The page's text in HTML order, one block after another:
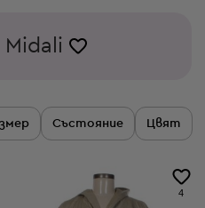
Състояние Цвят
4